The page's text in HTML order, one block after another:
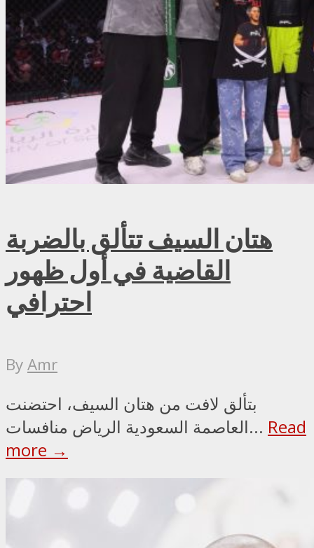
هتان السيف تتألق بالضربة
القاضية في أول ظهور
احترافي
ByAmr
بتألق لافت من هتان السيف، احتضنت
العاصمة السعودية الرياض منافسات... Read
more →